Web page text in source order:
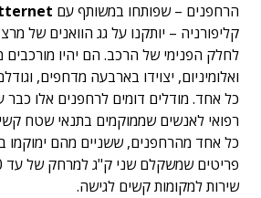
הרחפנים – שפותחו במשותף עם
קליפורניה – יותקנו על גג הוואנים של
לחלק הפנימי של הרכב. הם יהיו מורכבים
כל אחד. מודלים דומים לרחפנים אלו כבר
רפואי לאנשים שממוקמים בתנאי שטח
כל אחד מהרחפנים, ששניים מהם ימוקמו
שירות למקומות קשים לגישה.